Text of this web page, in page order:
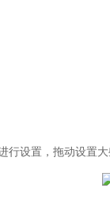
设置，拖动设置大